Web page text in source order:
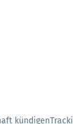
kündigen